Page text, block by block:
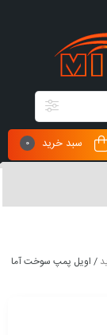
سبد خرید 0
/ اویل پمپ سوخت آما